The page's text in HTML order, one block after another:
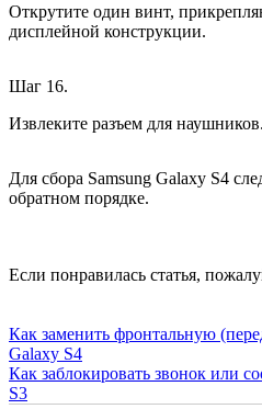
Открутите один винт,
дисплейной конструкции.
Шаг 16.
Извлеките разъем для наушников.
Для сбора Samsung Galaxy S4
обратном порядке.
Если понравилась статья,
Как заменить фронтальную
Galaxy S4
Как заблокировать звонок или
S3